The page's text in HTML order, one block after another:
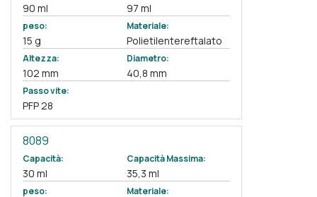
90 ml 97 ml
peso:
15 g
Materiale:
Polietilentereftalato
Altezza:
102 mm
Diametro:
40,8 mm
Passo vite:
PFP 28
8089
Capacità:
30 ml
Capacità Massima:
35,3 ml
peso: Materiale: